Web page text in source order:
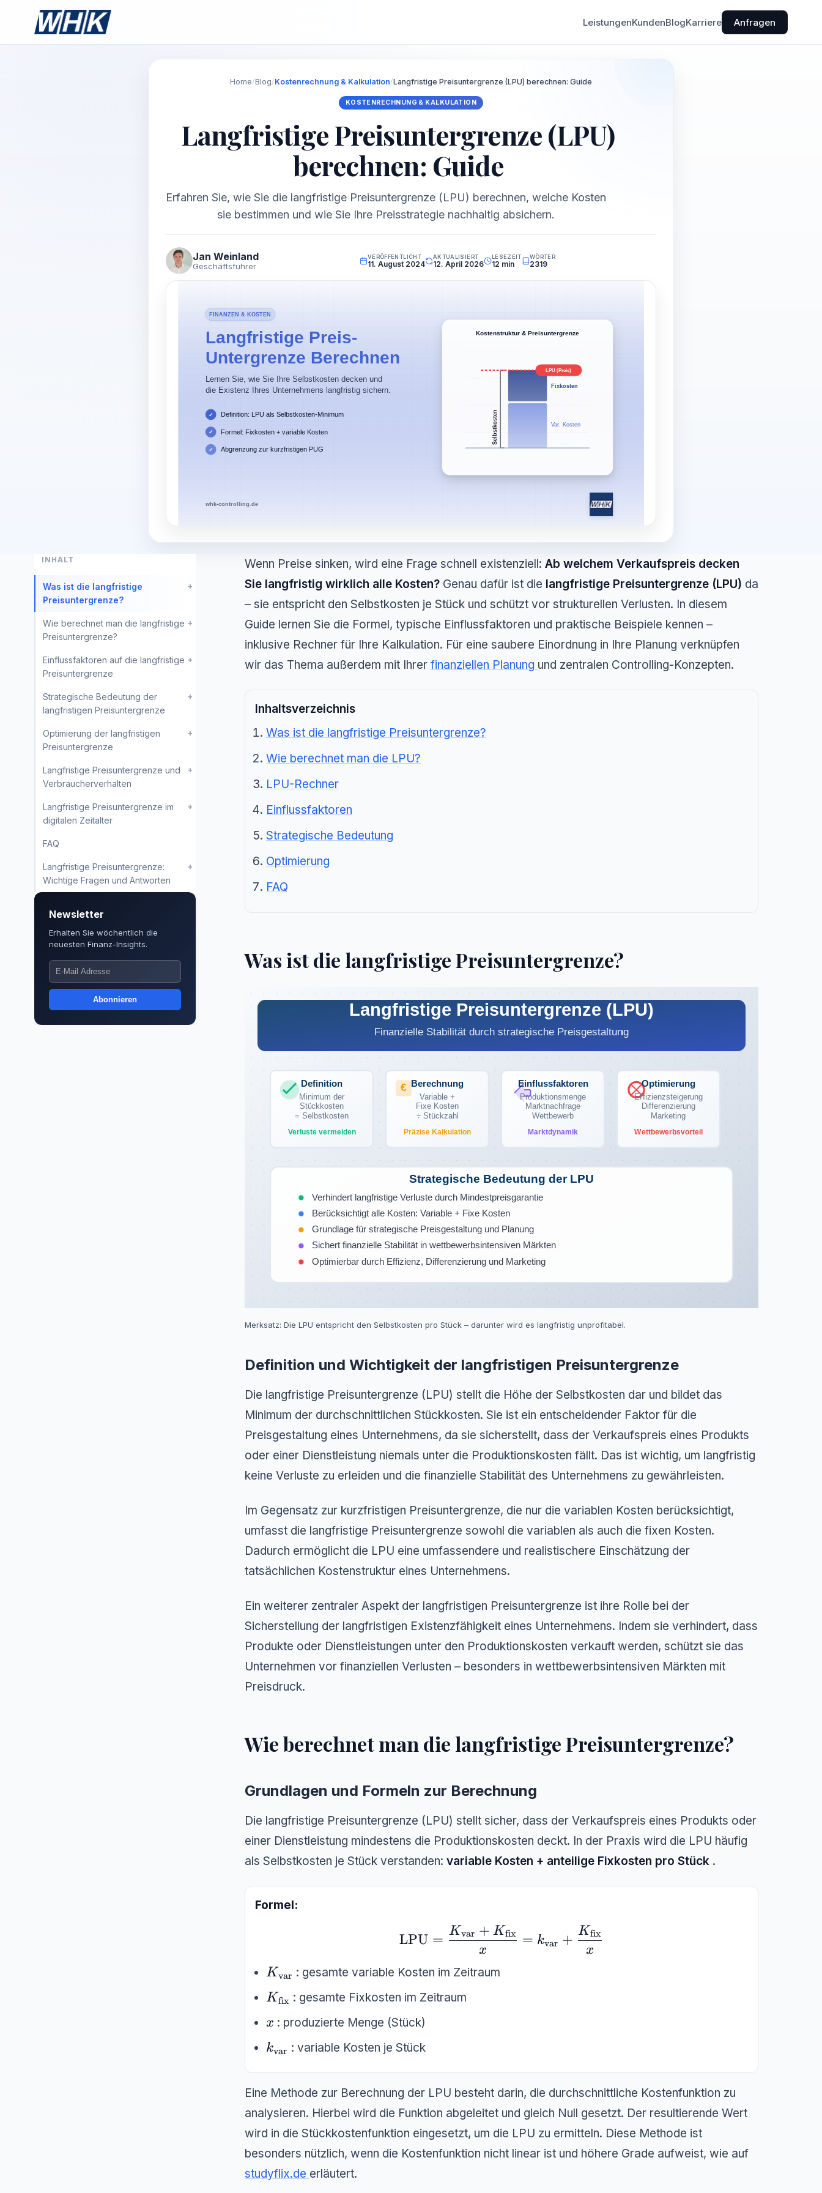
LeistungenKundenBlogKarriere Anfragen
Home/Blog/Kostenrechnung & Kalkulation/Langfristige Preisuntergrenze (LPU) berechnen: Guide
KOSTENRECHNUNG & KALKULATION
Langfristige Preisuntergrenze (LPU)
berechnen: Guide
Erfahren Sie, wie Sie die langfristige Preisuntergrenze (LPU) berechnen, welche Kosten
sie bestimmen und wie Sie Ihre Preisstrategie nachhaltig absichern.
Jan Weinland
Geschäftsführer
VERÖFFENTLICHT
11. August 2024
AKTUALISIERT
12. April 2026
LESEZEIT
12 min
WÖRTER
2319
INHALT
+
Was ist die langfristige
Preisuntergrenze?
+
Wie berechnet man die langfristige
Preisuntergrenze?
+
Einflussfaktoren auf die langfristige
Preisuntergrenze
+
Strategische Bedeutung der
langfristigen Preisuntergrenze
+
Optimierung der langfristigen
Preisuntergrenze
+
Langfristige Preisuntergrenze und
Verbraucherverhalten
+
Langfristige Preisuntergrenze im
digitalen Zeitalter
FAQ
+
Langfristige Preisuntergrenze:
Wichtige Fragen und Antworten
Newsletter
Erhalten Sie wöchentlich die
neuesten Finanz-Insights.
Abonnieren
Wenn Preise sinken, wird eine Frage schnell existenziell: Ab welchem Verkaufspreis decken
Sie langfristig wirklich alle Kosten? Genau dafür ist die langfristige Preisuntergrenze (LPU) da
– sie entspricht den Selbstkosten je Stück und schützt vor strukturellen Verlusten. In diesem
Guide lernen Sie die Formel, typische Einflussfaktoren und praktische Beispiele kennen –
inklusive Rechner für Ihre Kalkulation. Für eine saubere Einordnung in Ihre Planung verknüpfen
wir das Thema außerdem mit Ihrer finanziellen Planung und zentralen Controlling-Konzepten.
Inhaltsverzeichnis
Was ist die langfristige Preisuntergrenze?
Wie berechnet man die LPU?
LPU-Rechner
Einflussfaktoren
Strategische Bedeutung
Optimierung
FAQ
Was ist die langfristige Preisuntergrenze?
Langfristige Preisuntergrenze (LPU)
Finanzielle Stabilität durch strategische Preisgestaltung
Definition
Minimum der
Stückkosten
= Selbstkosten
Verluste vermeiden
€ Berechnung
Variable +
Fixe Kosten
÷ Stückzahl
Präzise Kalkulation
Einflussfaktoren
Produktionsmenge
Marktnachfrage
Wettbewerb
Marktdynamik
Optimierung
Effizienzsteigerung
Differenzierung
Marketing
Wettbewerbsvorteil
Strategische Bedeutung der LPU
Verhindert langfristige Verluste durch Mindestpreisgarantie
Berücksichtigt alle Kosten: Variable + Fixe Kosten
Grundlage für strategische Preisgestaltung und Planung
Sichert finanzielle Stabilität in wettbewerbsintensiven Märkten
Optimierbar durch Effizienz, Differenzierung und Marketing
Merksatz: Die LPU entspricht den Selbstkosten pro Stück – darunter wird es langfristig unprofitabel.
Definition und Wichtigkeit der langfristigen Preisuntergrenze
Die langfristige Preisuntergrenze (LPU) stellt die Höhe der Selbstkosten dar und bildet das
Minimum der durchschnittlichen Stückkosten. Sie ist ein entscheidender Faktor für die
Preisgestaltung eines Unternehmens, da sie sicherstellt, dass der Verkaufspreis eines Produkts
oder einer Dienstleistung niemals unter die Produktionskosten fällt. Das ist wichtig, um langfristig
keine Verluste zu erleiden und die finanzielle Stabilität des Unternehmens zu gewährleisten.
Im Gegensatz zur kurzfristigen Preisuntergrenze, die nur die variablen Kosten berücksichtigt,
umfasst die langfristige Preisuntergrenze sowohl die variablen als auch die fixen Kosten.
Dadurch ermöglicht die LPU eine umfassendere und realistischere Einschätzung der
tatsächlichen Kostenstruktur eines Unternehmens.
Ein weiterer zentraler Aspekt der langfristigen Preisuntergrenze ist ihre Rolle bei der
Sicherstellung der langfristigen Existenzfähigkeit eines Unternehmens. Indem sie verhindert, dass
Produkte oder Dienstleistungen unter den Produktionskosten verkauft werden, schützt sie das
Unternehmen vor finanziellen Verlusten – besonders in wettbewerbsintensiven Märkten mit
Preisdruck.
Wie berechnet man die langfristige Preisuntergrenze?
Grundlagen und Formeln zur Berechnung
Die langfristige Preisuntergrenze (LPU) stellt sicher, dass der Verkaufspreis eines Produkts oder
einer Dienstleistung mindestens die Produktionskosten deckt. In der Praxis wird die LPU häufig
als Selbstkosten je Stück verstanden: variable Kosten + anteilige Fixkosten pro Stück .
Formel:
\text{LPU} = \frac{K_{\text{var}} + K_{\text{fix}}}{x} =
LPU =
x
Kvar + Kfix = kvar +
x
Kfix
K_{\text{var}}
Kvar : gesamte variable Kosten im Zeitraum
K_{\text{fix}}
Kfix : gesamte Fixkosten im Zeitraum
x
x : produzierte Menge (Stück)
k_{\text{var}}
kvar : variable Kosten je Stück
Eine Methode zur Berechnung der LPU besteht darin, die durchschnittliche Kostenfunktion zu
analysieren. Hierbei wird die Funktion abgeleitet und gleich Null gesetzt. Der resultierende Wert
wird in die Stückkostenfunktion eingesetzt, um die LPU zu ermitteln. Diese Methode ist
besonders nützlich, wenn die Kostenfunktion nicht linear ist und höhere Grade aufweist, wie auf
studyflix.de erläutert.